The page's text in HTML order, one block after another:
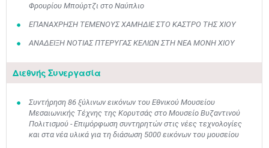
Φρουρίου Μπούρτζι στο Ναύπλιο
ΕΠΑΝΑΧΡΗΣΗ ΤΕΜΕΝΟΥΣ ΧΑΜΗΔΙΕ ΣΤΟ ΚΑΣΤΡΟ ΤΗΣ ΧΙΟΥ
ΑΝΑΔΕΙΞΗ ΝΟΤΙΑΣ ΠΤΕΡΥΓΑΣ ΚΕΛΙΩΝ ΣΤΗ ΝΕΑ ΜΟΝΗ ΧΙΟΥ
Διεθνής Συνεργασία
Συντήρηση 86 ξύλινων εικόνων του Εθνικού Μουσείου
Μεσαιωνικής Τέχνης της Κορυτσάς στο Μουσείο Βυζαντινού
Πολιτισμού - Επιμόρφωση συντηρητών στις νέες τεχνολογίες
και στα νέα υλικά για τη διάσωση 5000 εικόνων του μουσείου